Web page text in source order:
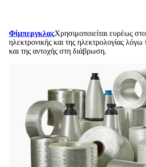
ΦίμπεργκλαςΧρησιμοποιείται ευρέως
ηλεκτρονικής και της ηλεκτρολογίας
και της αντοχής στη διάβρωση.